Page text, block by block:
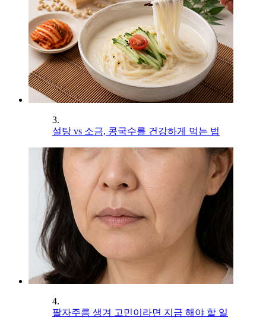
3.
설탕 vs 소금, 콩국수를 건강하게 먹는 법
4.
팔자주름 생겨 고민이라면 지금 해야 할 일